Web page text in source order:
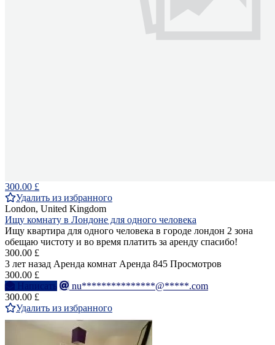
300.00 £
Удалить из избранного
London, United Kingdom
Ищу комнату в Лондоне для одного человека
Ищу квартира для одного человека в городе лондон 2 зона
обещаю чистоту и во время платить за аренду спасибо!
300.00 £
3 лет назад Аренда комнат Аренда 845 Просмотров
300.00 £
Написать
nu***************@*****.com
300.00 £
Удалить из избранного